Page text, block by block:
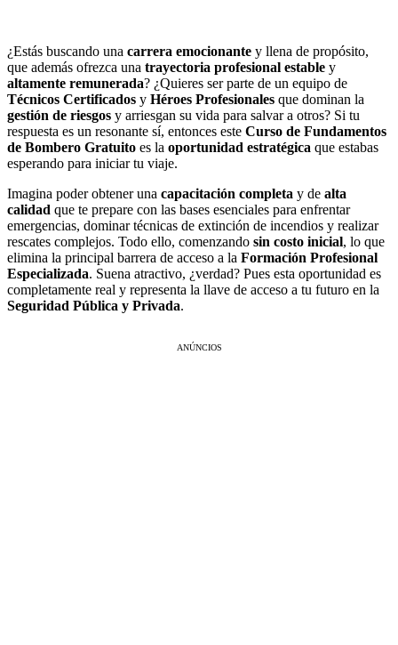
¿Estás buscando una carrera emocionante y llena de propósito,
que además ofrezca una trayectoria profesional estable y
altamente remunerada? ¿Quieres ser parte de un equipo de
Técnicos Certificados y Héroes Profesionales que dominan la
gestión de riesgos y arriesgan su vida para salvar a otros? Si tu
respuesta es un resonante sí, entonces este Curso de Fundamentos
de Bombero Gratuito es la oportunidad estratégica que estabas
esperando para iniciar tu viaje.
Imagina poder obtener una capacitación completa y de alta
calidad que te prepare con las bases esenciales para enfrentar
emergencias, dominar técnicas de extinción de incendios y realizar
rescates complejos. Todo ello, comenzando sin costo inicial, lo que
elimina la principal barrera de acceso a la Formación Profesional
Especializada. Suena atractivo, ¿verdad? Pues esta oportunidad es
completamente real y representa la llave de acceso a tu futuro en la
Seguridad Pública y Privada.
ANÚNCIOS